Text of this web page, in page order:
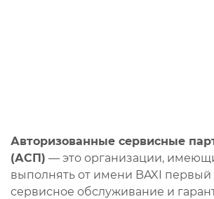
Авторизованные сервисные
(АСП) — это организации,
выполнять от имени BAXI первый
сервисное обслуживание и